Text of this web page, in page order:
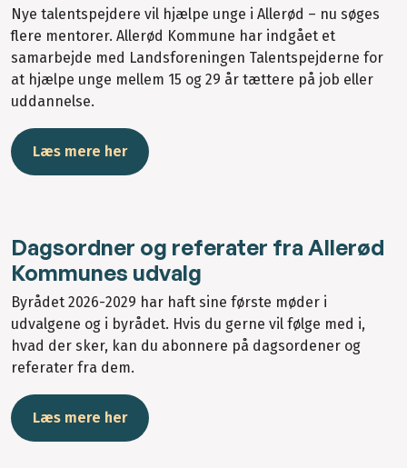
Nye talentspejdere vil hjælpe unge i Allerød – nu søges
flere mentorer. Allerød Kommune har indgået et
samarbejde med Landsforeningen Talentspejderne for
at hjælpe unge mellem 15 og 29 år tættere på job eller
uddannelse.
Læs mere her
Dagsordner og referater fra Allerød
Kommunes udvalg
Byrådet 2026-2029 har haft sine første møder i
udvalgene og i byrådet. Hvis du gerne vil følge med i,
hvad der sker, kan du abonnere på dagsordener og
referater fra dem.
Læs mere her